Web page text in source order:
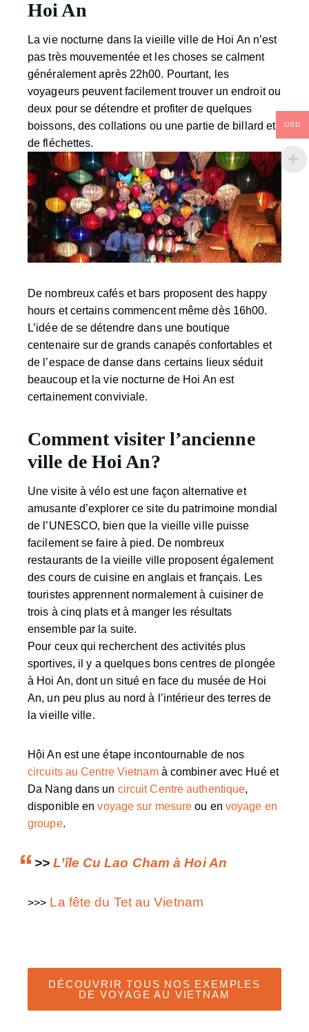
Hoi An
La vie nocturne dans la vieille ville de Hoi An n’est
pas très mouvementée et les choses se calment
généralement après 22h00. Pourtant, les
voyageurs peuvent facilement trouver un endroit ou
deux pour se détendre et profiter de quelques
boissons, des collations ou une partie de billard et
de fléchettes.
De nombreux cafés et bars proposent des happy
hours et certains commencent même dès 16h00.
L’idée de se détendre dans une boutique
centenaire sur de grands canapés confortables et
de l’espace de danse dans certains lieux séduit
beaucoup et la vie nocturne de Hoi An est
certainement conviviale.
Comment visiter l’ancienne
ville de Hoi An?
Une visite à vélo est une façon alternative et
amusante d’explorer ce site du patrimoine mondial
de l’UNESCO, bien que la vieille ville puisse
facilement se faire à pied. De nombreux
restaurants de la vieille ville proposent également
des cours de cuisine en anglais et français. Les
touristes apprennent normalement à cuisiner de
trois à cinq plats et à manger les résultats
ensemble par la suite.
Pour ceux qui recherchent des activités plus
sportives, il y a quelques bons centres de plongée
à Hoi An, dont un situé en face du musée de Hoi
An, un peu plus au nord à l’intérieur des terres de
la vieille ville.
Hội An est une étape incontournable de nos
circuits au Centre Vietnamà combiner avec Hué et
Da Nang dans un circuit Centre authentique,
disponible envoyage sur mesure ou en voyage en
groupe.
>>L’île Cu Lao Cham à Hoi An
>>> La fête du Tet au Vietnam
DÉCOUVRIR TOUS NOS EXEMPLES
DE VOYAGE AU VIETNAM
USD